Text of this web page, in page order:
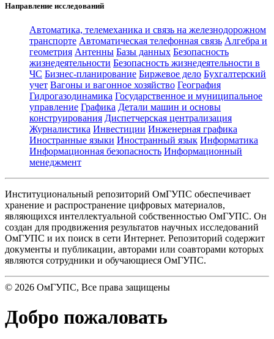
Направление исследований
Автоматика, телемеханика и связь на железнодорожном
транспорте Автоматическая телефонная связь Алгебра и
геометрия Антенны Базы данных Безопасность
жизнедеятельности Безопасность жизнедеятельности в
ЧС Бизнес-планирование Биржевое дело Бухгалтерский
учет Вагоны и вагонное хозяйство География
Гидрогазодинамика Государственное и муниципальное
управление Графика Детали машин и основы
конструирования Диспетчерская централизация
Журналистика Инвестиции Инженерная графика
Иностранные языки Иностранный язык Информатика
Информационная безопасность Информационный
менеджмент
Институциональный репозиторий ОмГУПС обеспечивает
хранение и распространение цифровых материалов,
являющихся интеллектуальной собственностью ОмГУПС. Он
создан для продвижения результатов научных исследований
ОмГУПС и их поиск в сети Интернет. Репозиторий содержит
документы и публикации, авторами или соавторами которых
являются сотрудники и обучающиеся ОмГУПС.
© 2026 ОмГУПС, Все права защищены
Добро пожаловать